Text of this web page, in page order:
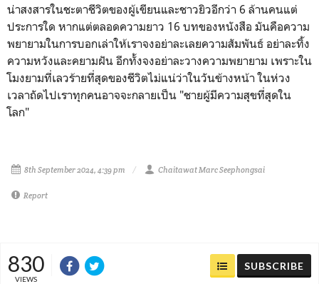
น่าสงสารในชะตาชีวิตของผู้เขียนและชาวยิวอีกว่า 6 ล้านคนแต่
ประการใด หากแต่ตลอดความยาว 16 บทของหนังสือ มันคือความ
พยายามในการบอกเล่าให้เราจงอย่าละเลยความสัมพันธ์ อย่าละทิ้ง
ความหวังและคยามฝัน อีกทั้งจงอย่าละวางความพยายาม เพราะใน
โมงยามที่เลวร้ายที่สุดของชีวิตไม่แน่ว่าในวันข้างหน้า ในห่วง
เวลาถัดไปเราทุกคนอาจจะกลายเป็น "ชายผู้มีความสุขที่สุดใน
โลก"
8th September 2024, 4:39 pm Chaitawat Marc Seephongsai
Report
830
VIEWS
SUBSCRIBE